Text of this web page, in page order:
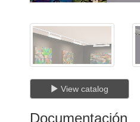
View catalog
Documentación